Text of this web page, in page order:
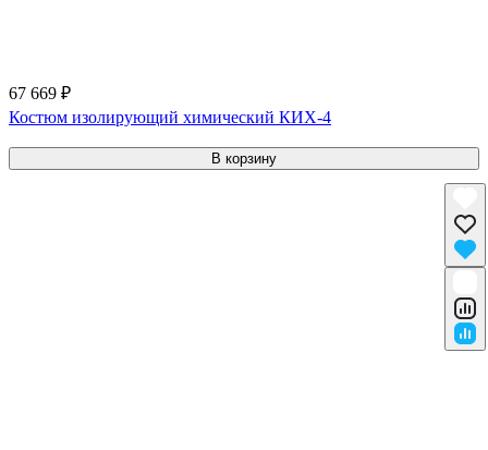
67 669 ₽
Костюм изолирующий химический КИХ-4
В корзину